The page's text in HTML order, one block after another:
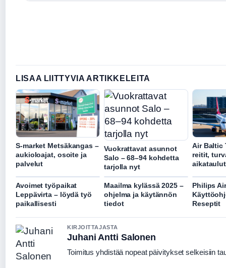
LISAA LIITTYVIA ARTIKKELEITA
S-market Metsäkangas –
aukioloajat, osoite ja
palvelut
Vuokrattavat asunnot
Salo – 68–94 kohdetta
tarjolla nyt
Air Baltic
reitit,
aikataulut
Avoimet työpaikat
Leppävirta – löydä työ
paikallisesti
Maailma kylässä 2025 –
ohjelma ja käytännön
tiedot
Philips
Reseptit
KIRJOITTAJASTA
Juhani Antti Salonen
Toimitus yhdistää nopeat päivitykset selkeisiin